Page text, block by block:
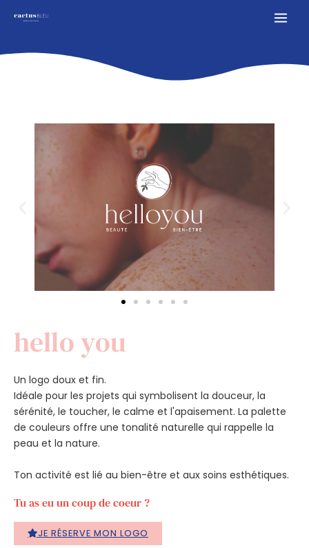
hello you
Un logo doux et fin.
Idéale pour les projets qui symbolisent la douceur, la
sérénité, le toucher, le calme et l'apaisement. La palette
de couleurs offre une tonalité naturelle qui rappelle la
peau et la nature.
Ton activité est lié au bien-être et aux soins esthétiques.
Tu as eu un coup de coeur ?
JE RÉSERVE MON LOGO